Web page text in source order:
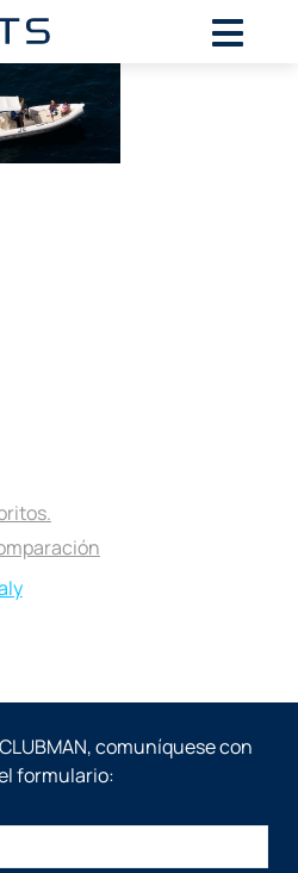
comuníquese con
formulario: